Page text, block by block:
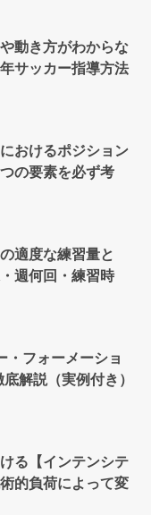
や動き方がわからな
サッカー指導方法
おけるポジション
の要素を必ず考
適度な練習量と
週何回・練習時
・フォーメーショ
解説（実例付き）
る【インテンシテ
的負荷によって変